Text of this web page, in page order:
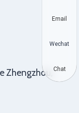
Email
Wechat
Chat